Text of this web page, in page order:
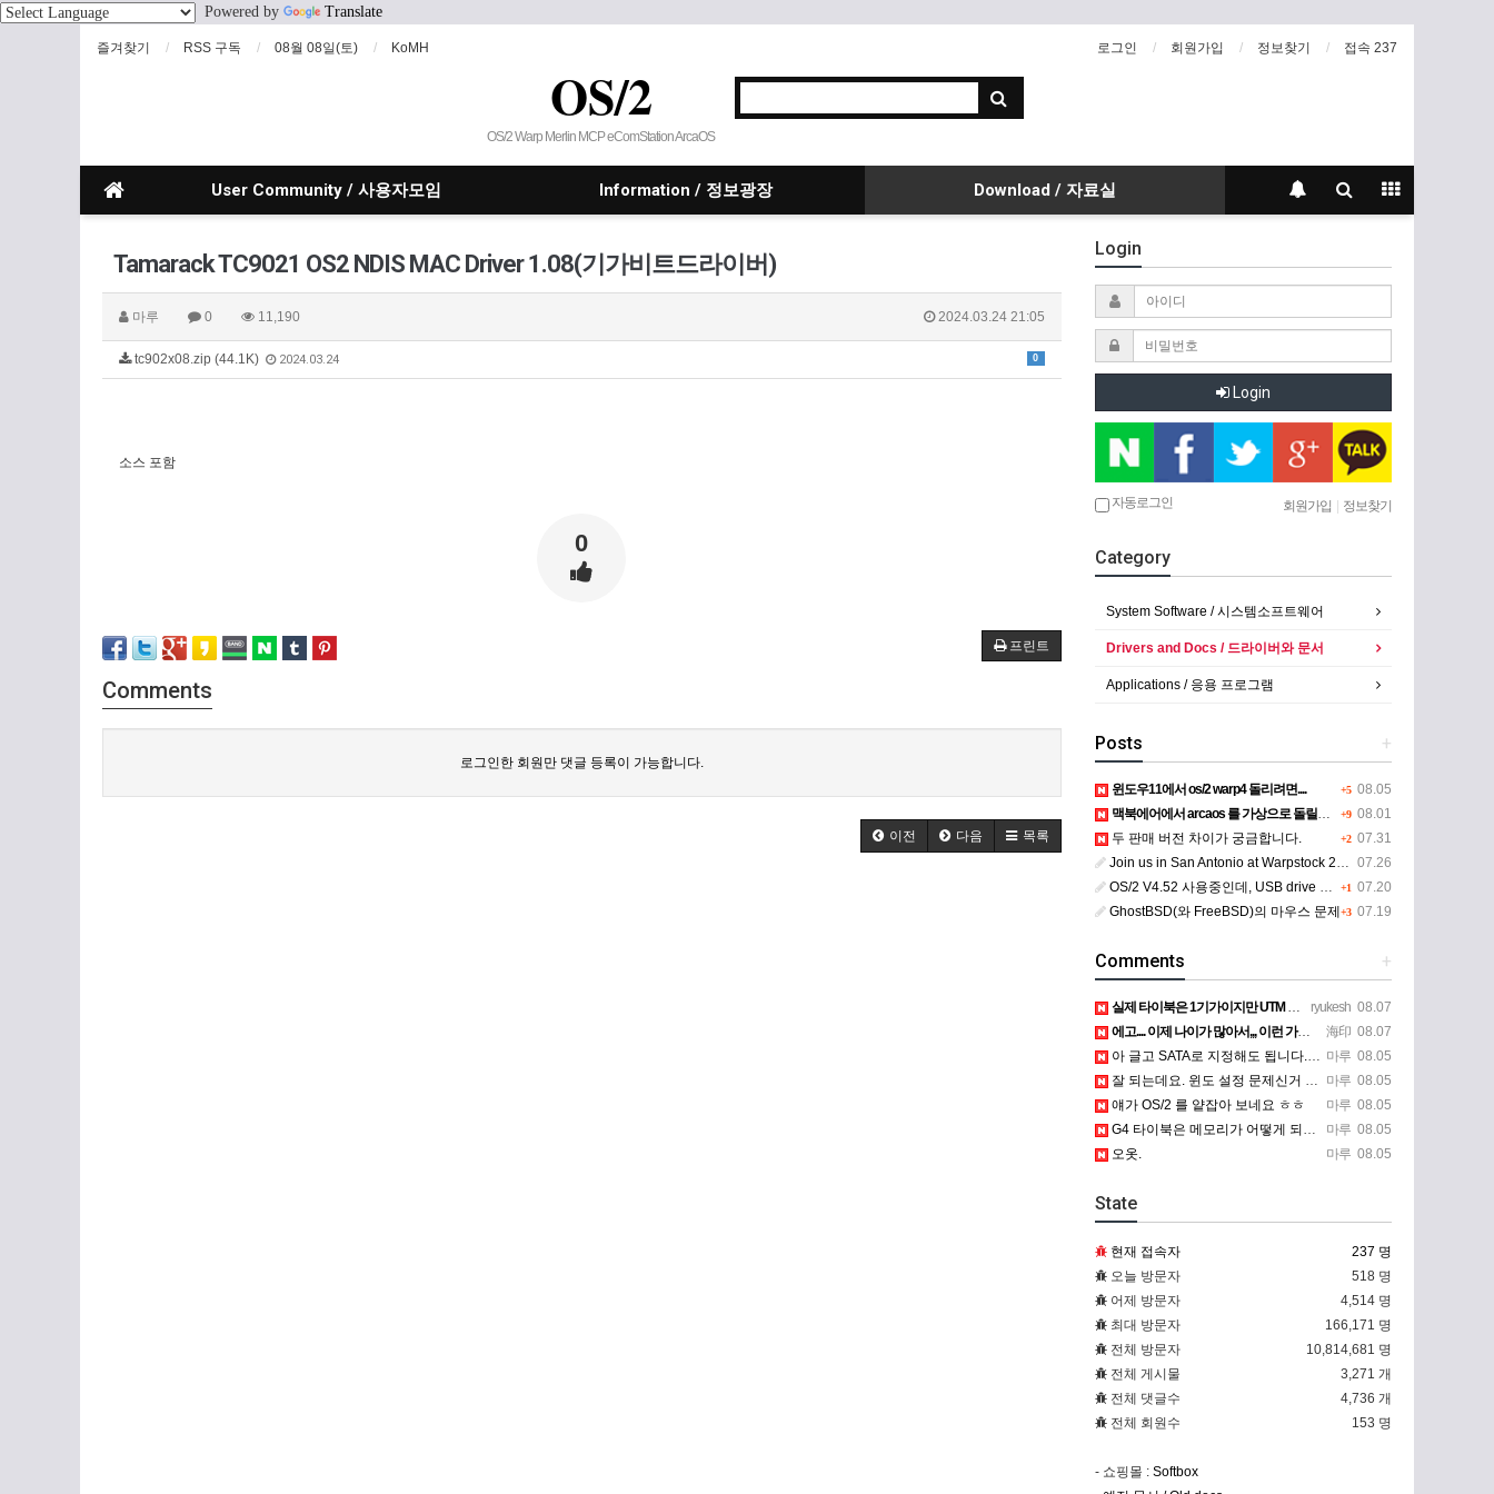
Powered by Translate
즐겨찾기 RSS 구독 08월 08일(토) KoMH 로그인 회원가입 정보찾기 접속 237
OS/2
OS/2 Warp Merlin MCP eComStation ArcaOS
User Community / 사용자모임 Information / 정보광장 Download / 자료실
Tamarack TC9021 OS2 NDIS MAC Driver 1.08(기가비트드라이버)
마루 0 11,190 2024.03.24 21:05
0
tc902x08.zip (44.1K) 2024.03.24
소스 포함
0
프린트
Comments
로그인한 회원만 댓글 등록이 가능합니다.
이전 다음 목록
Login
Login
자동로그인 회원가입 | 정보찾기
Category
System Software / 시스템소프트웨어
Drivers and Docs / 드라이버와 문서
Applications / 응용 프로그램
+
Posts
+5 08.05
윈도우11에서 os/2 warp4 돌리려면....
+9 08.01
맥북에어에서 arcaos 를 가상으로 돌릴려면 어떻게 해야 하는 지요?
+2 07.31
두 판매 버전 차이가 궁금합니다.
07.26
Join us in San Antonio at Warpstock 2026
+1 07.20
OS/2 V4.52 사용중인데, USB drive 사용 가능한지요?
+3 07.19
GhostBSD(와 FreeBSD)의 마우스 문제
+
Comments
ryukesh 08.07
실제 타이북은 1기가이지만 UTM 설정에선 768mb 입니다. 1기가나 그 보다 넘게 설정하면 UTM 에뮬레…
海印 08.07
에고.... 이제 나이가 많아서,,, 이런 가상pc에 설치해보는 것도 귀찮군요.. ㅎㅎ 날씨도 덥고.....…
마루 08.05
아 글고 SATA로 지정해도 됩니다. 저 글 진짜 이상하네요. 옛날꺼 퍼와서 그런거 같은데요.
마루 08.05
잘 되는데요. 윈도 설정 문제신거 같은데. 크롬 브라우저나 파폭으로 해 보세요
마루 08.05
얘가 OS/2 를 얕잡아 보네요 ㅎㅎ
마루 08.05
G4 타이북은 메모리가 어떻게 되나요?
마루 08.05
오옷.
State
현재 접속자
237 명
오늘 방문자
518 명
어제 방문자
4,514 명
최대 방문자
166,171 명
전체 방문자
10,814,681 명
전체 게시물
3,271 개
전체 댓글수
4,736 개
전체 회원수
153 명
- 쇼핑몰 : Softbox